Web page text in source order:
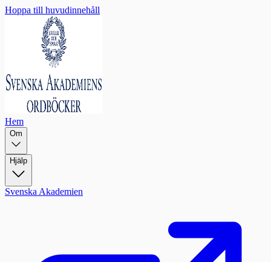
Hoppa till huvudinnehåll
Hem
Om
Hjälp
Svenska Akademien